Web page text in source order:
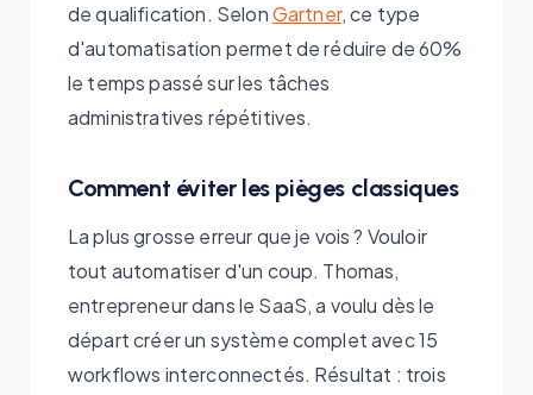
de qualification. SelonGartner, ce type
d'automatisation permet de réduire de 60%
le temps passé sur les tâches
administratives répétitives.
Comment éviter les pièges classiques
La plus grosse erreur que je vois ? Vouloir
tout automatiser d'un coup. Thomas,
entrepreneur dans le SaaS, a voulu dès le
départ créer un système complet avec 15
workflows interconnectés. Résultat : trois